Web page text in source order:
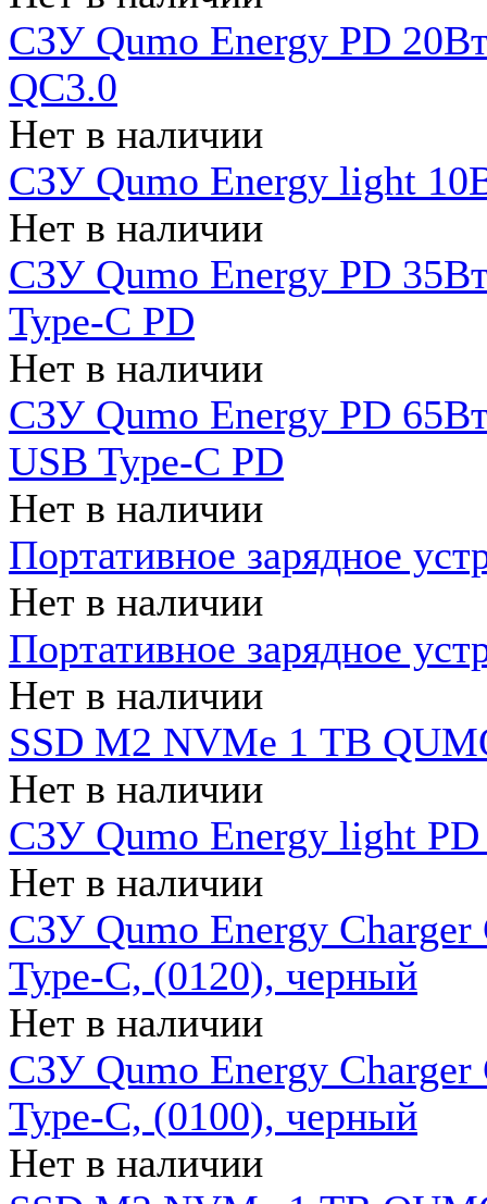
СЗУ Qumo Energy PD
QC3.0
Нет в наличии
СЗУ Qumo Energy light
Нет в наличии
СЗУ Qumo Energy PD
Type-C PD
Нет в наличии
СЗУ Qumo Energy PD
USB Type-C PD
Нет в наличии
Портативное зарядное
Нет в наличии
Портативное зарядное
Нет в наличии
SSD M2 NVMe 1 ТB
Нет в наличии
СЗУ Qumo Energy light PD
Нет в наличии
СЗУ Qumo Energy
Type-C, (0120), черный
Нет в наличии
СЗУ Qumo Energy
Type-C, (0100), черный
Нет в наличии